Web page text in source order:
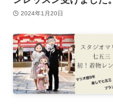
2024年1月20日